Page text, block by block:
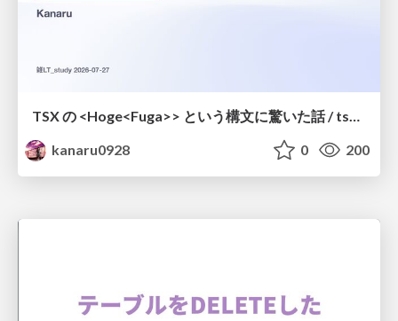
TSX の <Hoge<Fuga>> という構文に驚いた話 / tsx-type-argument-syntax
kanaru0928
0 200